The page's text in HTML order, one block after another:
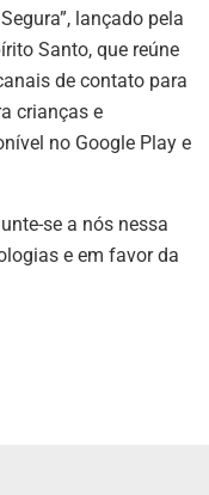
lançado pela
Santo, que reúne
de contato para
crianças e
no Google Play e
se a nós nessa
e em favor da